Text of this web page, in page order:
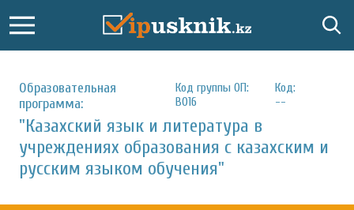
Образовательная
программа:
Код группы ОП:
В016
Код:
--
"Казахский язык и литература в
учреждениях образования с казахским и
русским языком обучения"